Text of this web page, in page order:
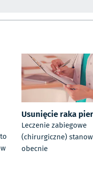
Usunięcie raka
Leczenie zabiegowe
(chirurgiczne)
obecnie